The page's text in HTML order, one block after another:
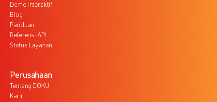
Demo Interaktif
Blog
Panduan
Referensi API
Status Layanan
Perusahaan
Tentang DOKU
Karir